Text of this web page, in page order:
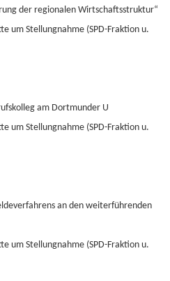
der regionalen Wirtschaftsstruktur“
um Stellungnahme (SPD-Fraktion u.
am Dortmunder U
um Stellungnahme (SPD-Fraktion u.
an den weiterführenden
um Stellungnahme (SPD-Fraktion u.